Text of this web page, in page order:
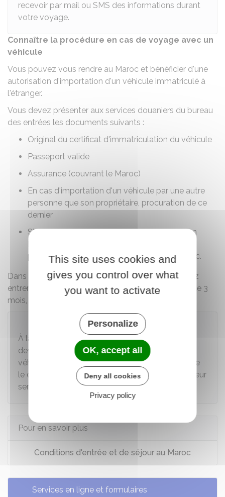
recevoir par mail ou SMS des informations durant
votre voyage.
Connaître la procédure en cas de voyage avec un
véhicule
Vous pouvez vous rendre au Maroc et bénéficier d'une
autorisation d'importation d'un véhicule immatriculé à
l'étranger.
Vous devez présenter aux services douaniers du bureau
des entrées les documents suivants :
Original du certificat d'immatriculation du véhicule
Passeport valide
Assurance (couvrant le Maroc)
En cas d'importation d'un véhicule par une autre
personne que son propriétaire, procuration de ce
dernier
Si vous avez loué une voiture immatriculée en
professionnel pour que celle-ci entre au Maroc.
Dans le cadre d'un voyage touristique, vous pouvez
entrer avec un véhicule pour une durée maximum de 3
mois, renouvelable 1 fois.
À la sortie du territoire marocain, vous
devez
impérativementrepartir avec votre
véhicule et vous assurer auprès des douanes que
le départ du véhicule ait bien été enregistré par leur
service.
Pour en savoir plus
Conditions d'entrée et de séjour au Maroc
Services en ligne et formulaires
This site uses cookies and
gives you control over what
you want to activate
Personalize
OK, accept all
Deny all cookies
Privacy policy